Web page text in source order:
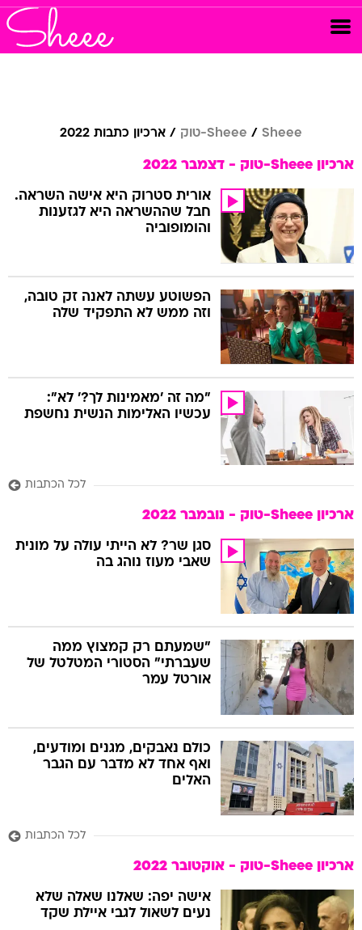
Sheee Sheee-טוק ארכיון כתבות 2022
ארכיון Sheee-טוק - דצמבר 2022
אורית סטרוק היא אישה השראה.
חבל שההשראה היא לגזענות
והומופוביה
הפשוטע עשתה לאנה זק טובה,
וזה ממש לא התפקיד שלה
"מה זה 'מאמינות לך?' לא":
עכשיו האלימות הנשית נחשפת
לכל הכתבות
ארכיון Sheee-טוק - נובמבר 2022
סגן שר? לא הייתי עולה על מונית
שאבי מעוז נוהג בה
"שמעתם רק קמצוץ ממה
שעברתי" הסטורי המטלטל של
אורטל עמר
כולם נאבקים, מגנים ומודעים,
ואף אחד לא מדבר עם הגבר
האלים
לכל הכתבות
ארכיון Sheee-טוק - אוקטובר 2022
אישה יפה: שאלנו שאלה שלא
נעים לשאול לגבי איילת שקד